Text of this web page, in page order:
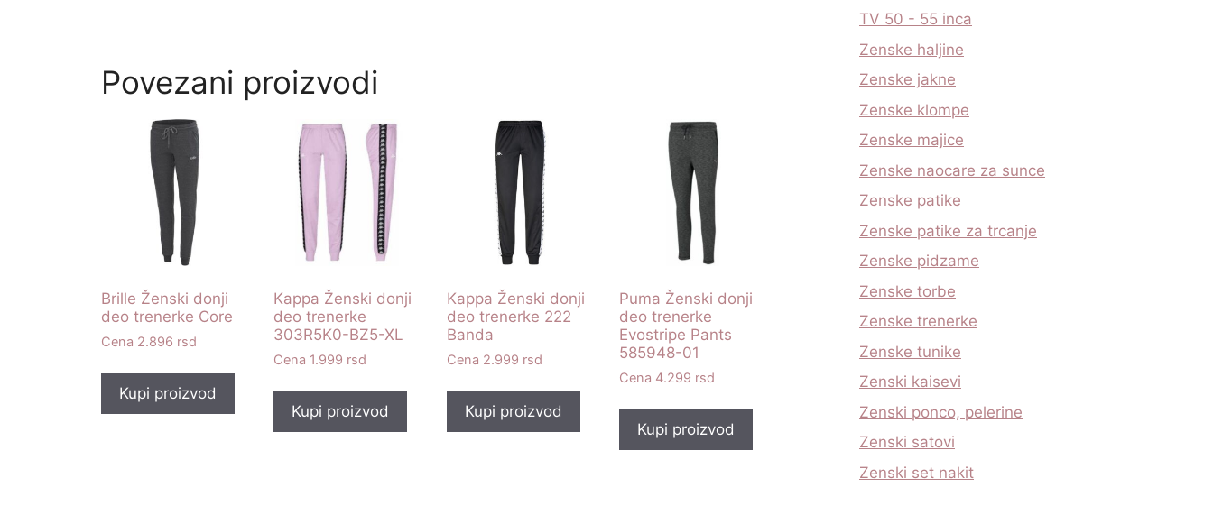
Povezani proizvodi
Brille Ženski donji
deo trenerke Core
2.896 rsd
Kupi proizvod
Kappa Ženski donji
deo trenerke
303R5K0-BZ5-XL
1.999 rsd
Kupi proizvod
Kappa Ženski donji
deo trenerke 222
Banda
2.999 rsd
Kupi proizvod
Puma Ženski donji
deo trenerke
Evostripe Pants
585948-01
4.299 rsd
Kupi proizvod
TV 50 - 55 inca
Zenske haljine
Zenske jakne
Zenske klompe
Zenske majice
Zenske naocare za sunce
Zenske patike
Zenske patike za trcanje
Zenske pidzame
Zenske torbe
Zenske trenerke
Zenske tunike
Zenski kaisevi
Zenski ponco, pelerine
Zenski satovi
Zenski set nakit